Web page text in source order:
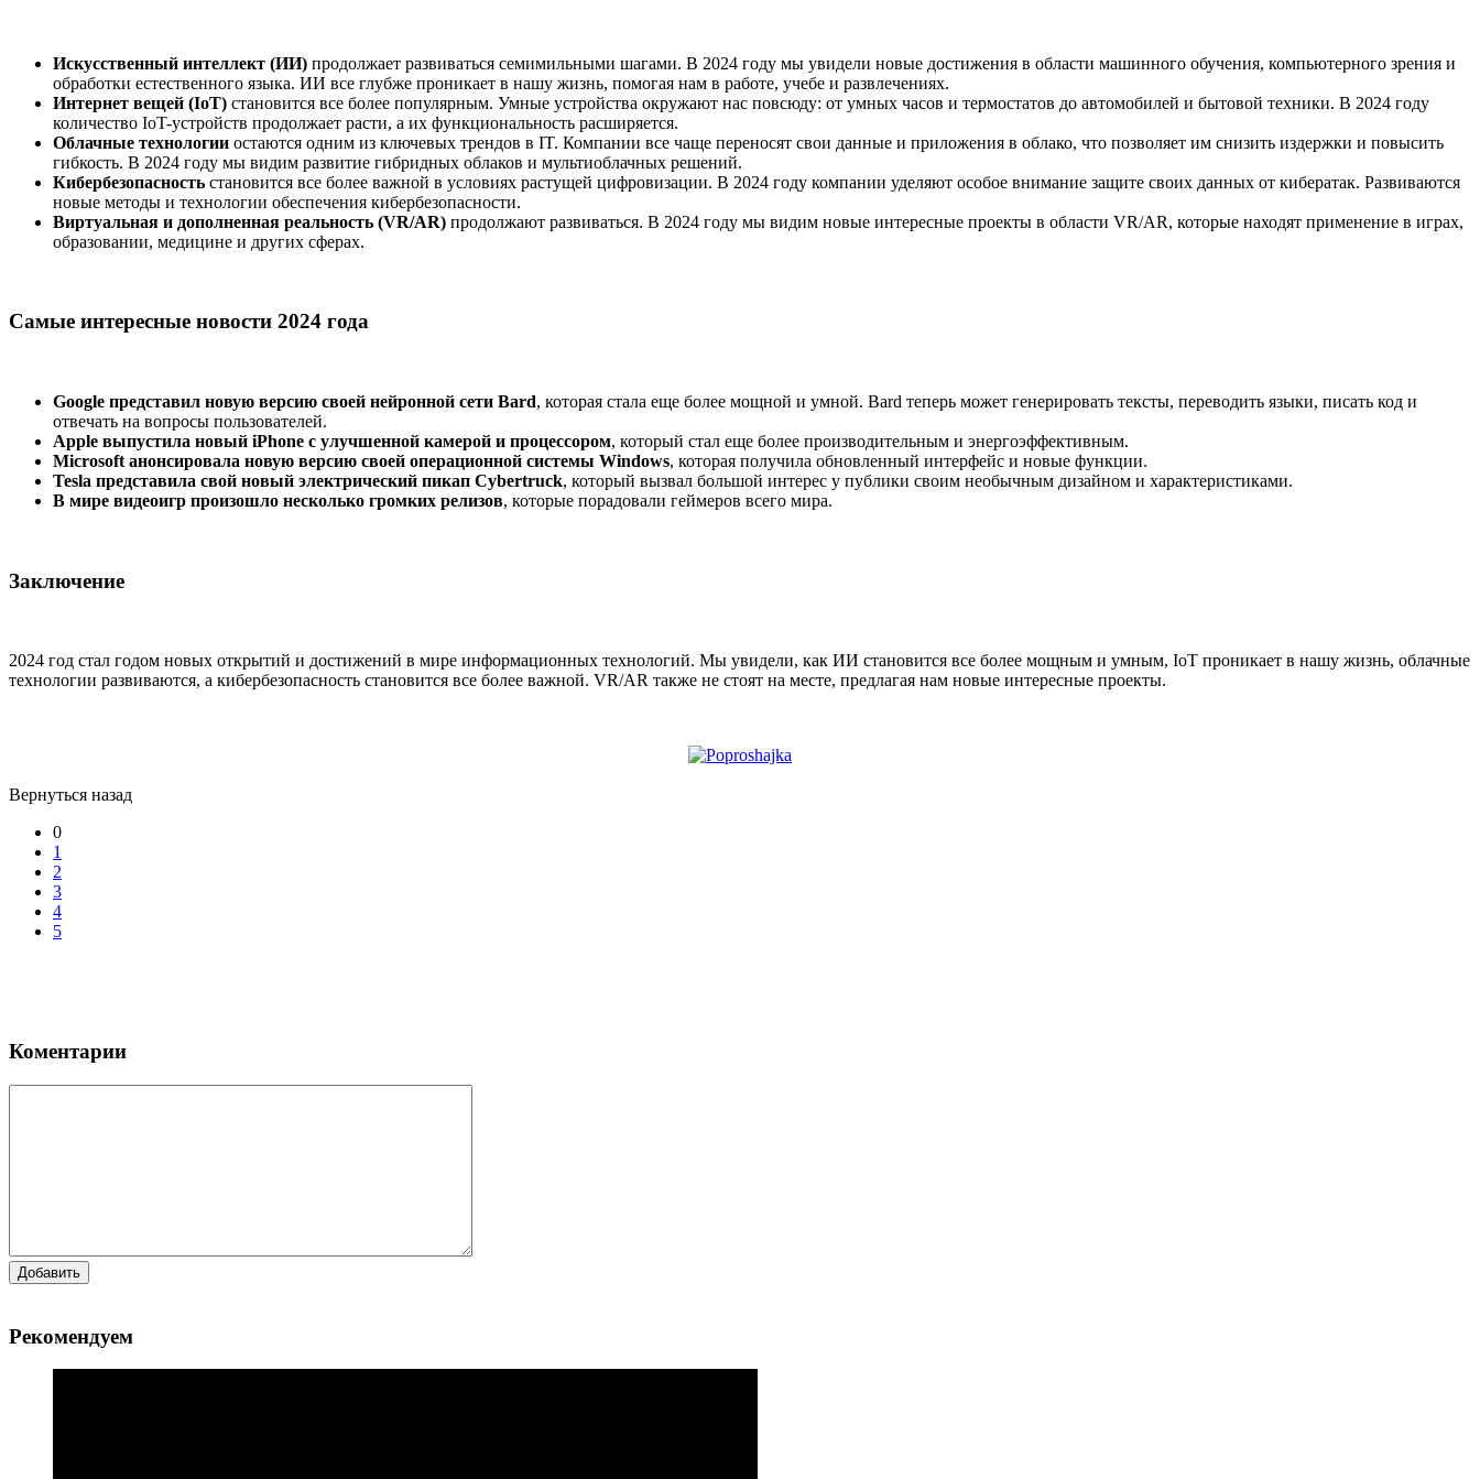
Искусственный интеллект (ИИ) продолжает развиваться семимильными шагами. В 2024 году мы увидели новые достижения в области машинного обучения, компьютерного зрения и
обработки естественного языка. ИИ все глубже проникает в нашу жизнь, помогая нам в работе, учебе и развлечениях.
Интернет вещей (IoT) становится все более популярным. Умные устройства окружают нас повсюду: от умных часов и термостатов до автомобилей и бытовой техники. В 2024 году
количество IoT-устройств продолжает расти, а их функциональность расширяется.
Облачные технологии остаются одним из ключевых трендов в IT. Компании все чаще переносят свои данные и приложения в облако, что позволяет им снизить издержки и повысить
гибкость. В 2024 году мы видим развитие гибридных облаков и мультиоблачных решений.
Кибербезопасность становится все более важной в условиях растущей цифровизации. В 2024 году компании уделяют особое внимание защите своих данных от кибератак. Развиваются
новые методы и технологии обеспечения кибербезопасности.
Виртуальная и дополненная реальность (VR/AR) продолжают развиваться. В 2024 году мы видим новые интересные проекты в области VR/AR, которые находят применение в играх,
образовании, медицине и других сферах.
Самые интересные новости 2024 года
Google представил новую версию своей нейронной сети Bard, которая стала еще более мощной и умной. Bard теперь может генерировать тексты, переводить языки, писать код и
отвечать на вопросы пользователей.
Apple выпустила новый iPhone с улучшенной камерой и процессором, который стал еще более производительным и энергоэффективным.
Microsoft анонсировала новую версию своей операционной системы Windows, которая получила обновленный интерфейс и новые функции.
Tesla представила свой новый электрический пикап Cybertruck, который вызвал большой интерес у публики своим необычным дизайном и характеристиками.
В мире видеоигр произошло несколько громких релизов, которые порадовали геймеров всего мира.
Заключение
2024 год стал годом новых открытий и достижений в мире информационных технологий. Мы увидели, как ИИ становится все более мощным и умным, IoT проникает в нашу жизнь, облачные
технологии развиваются, а кибербезопасность становится все более важной. VR/AR также не стоят на месте, предлагая нам новые интересные проекты.
Вернуться назад
0
1
2
3
4
5
Коментарии
Добавить
Рекомендуем